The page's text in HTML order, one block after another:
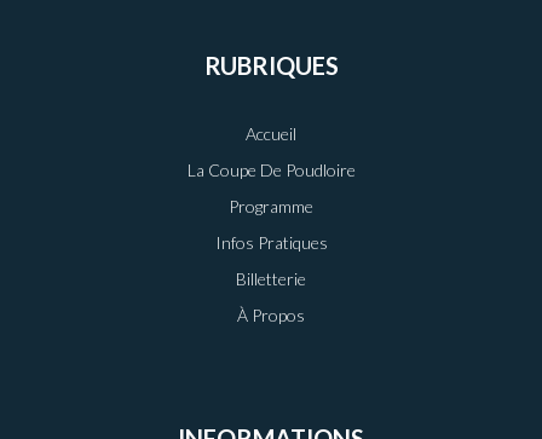
RUBRIQUES
Accueil
La Coupe De Poudloire
Programme
Infos Pratiques
Billetterie
À Propos